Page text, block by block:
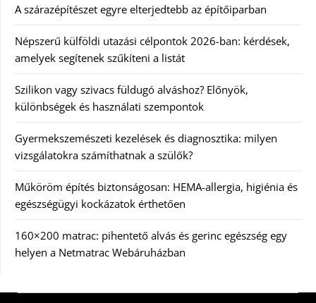
A szárazépítészet egyre elterjedtebb az építőiparban
Népszerű külföldi utazási célpontok 2026-ban: kérdések,
amelyek segítenek szűkíteni a listát
Szilikon vagy szivacs füldugó alváshoz? Előnyök,
különbségek és használati szempontok
Gyermekszemészeti kezelések és diagnosztika: milyen
vizsgálatokra számíthatnak a szülők?
Műköröm építés biztonságosan: HEMA-allergia, higiénia és
egészségügyi kockázatok érthetően
160×200 matrac: pihentető alvás és gerinc egészség egy
helyen a Netmatrac Webáruházban